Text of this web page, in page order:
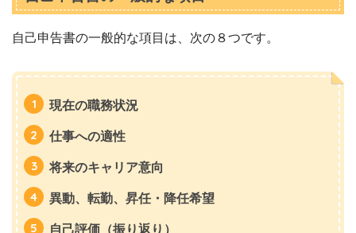
自己申告書の一般的な項目は、次の８つです。
現在の職務状況
仕事への適性
将来のキャリア意向
異動、転勤、昇任・降任希望
自己評価（振り返り）